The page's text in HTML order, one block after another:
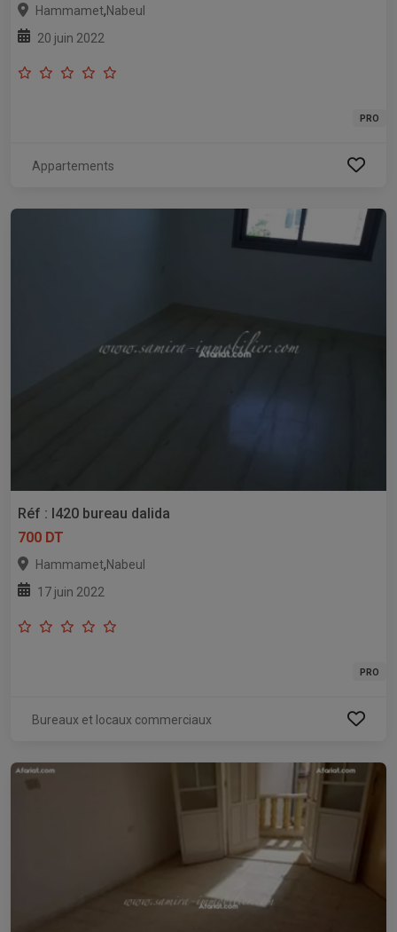
Hammamet,Nabeul
20 juin 2022
PRO
Appartements
Réf : l420 bureau dalida
700 DT
Hammamet,Nabeul
17 juin 2022
PRO
Bureaux et locaux commerciaux